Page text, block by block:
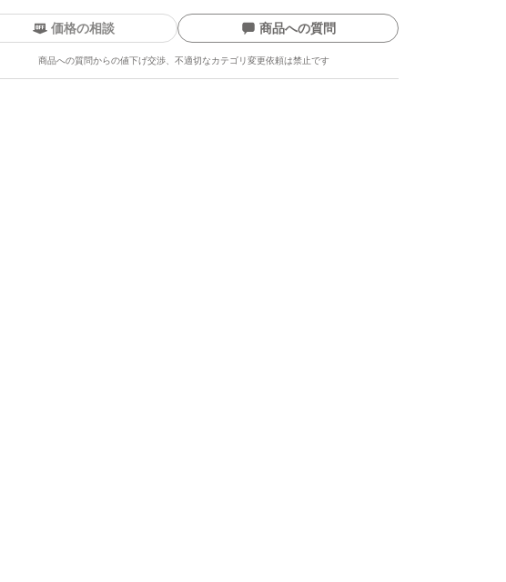
与しています
なユーザーです
せた実績があります
績があります
せん
た発送日数内に発送してい
ています
価格の相談 商品への質問
商品への質問からの値下げ交渉、不適切なカテゴリ変更依頼は禁止です